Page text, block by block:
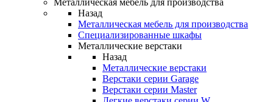
Металлическая мебель для производства
Назад
Металлическая мебель для производства
Cпециализированные шкафы
Металлические верстаки
Назад
Металлические верстаки
Верстаки серии Garage
Верстаки серии Master